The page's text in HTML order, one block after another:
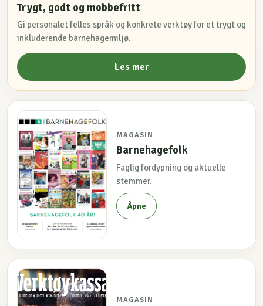
Trygt, godt og mobbefritt
Gi personalet felles språk og konkrete verktøy for et trygt og
inkluderende barnehagemiljø.
Les mer
MAGASIN
Barnehagefolk
Faglig fordypning og aktuelle
stemmer.
Åpne
MAGASIN